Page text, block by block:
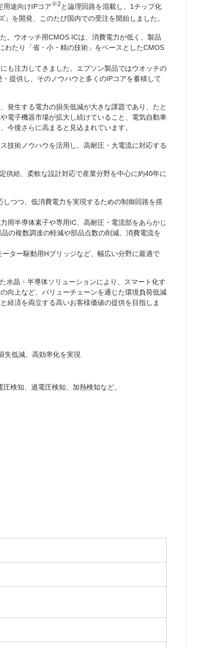
用途向けIPコア※2 と論理回路を混載し、1チップ化
を開発、このたび国内での受注を開始しました。
。ウオッチ用CMOS ICは、消費電力が低く、製品
わたり「省・小・精の技術」をベースとしたCMOS
も注力してきました。エプソン製品ではウオッチの
提供し、そのノウハウと多くのIPコアを蓄積して
発生する電力の損失低減が大きな課題であり、たと
電子機器市場が拡大し続けていること、電気自動車
今後さらに高まると見込まれています。
技術ノウハウを活用し、高耐圧・大電流に対応する
供給、柔軟な設計対応で産業分野を中心に約40年に
つつ、低消費電力を実現するための制御回路を搭
用半導体素子や専用IC、高耐圧・電流部をあらかじ
の複数調達の軽減や部品点数の削減、消費電流を
ター駆動用Hブリッジなど、幅広い分野に最適で
水晶・半導体ソリューションにより、スマート化す
向上など、バリューチェーンを通じた環境負荷低減
経済を両立する高いお客様価値の提供を目指しま
失低減、高効率化を実現
検知、過電圧検知、加熱検知など。